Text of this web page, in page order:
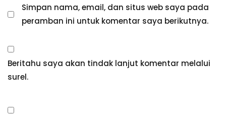
Simpan nama, email, dan situs web saya pada
peramban ini untuk komentar saya berikutnya.
Beritahu saya akan tindak lanjut komentar melalui
surel.